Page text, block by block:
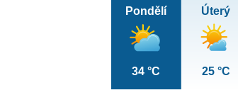
Pondělí
34 °C
Úterý
25 °C